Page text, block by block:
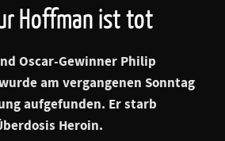
Hoffman ist tot
Oscar-Gewinner Philip
am vergangenen Sonntag
aufgefunden. Er starb
Heroin.